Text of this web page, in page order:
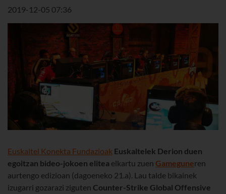
2019-12-05 07:36
Euskaltel Konekta Fundazioak Euskaltelek Derion duen
egoitzan bideo-jokoen elitea elkartu zuen Gameguneren
aurtengo edizioan (dagoeneko 21.a). Lau talde bikainek
izugarri gozarazi ziguten Counter-Strike Global Offensive